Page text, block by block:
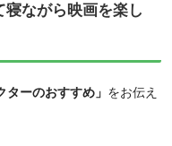
ながら映画を楽し
ターのおすすめ」 をお伝え